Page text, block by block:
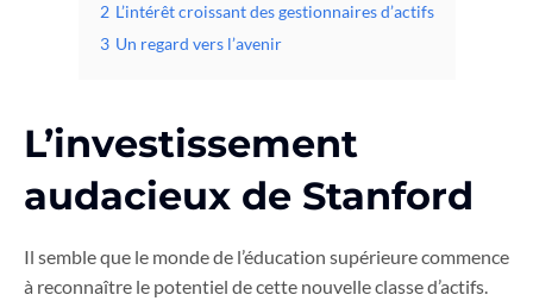
2 L’intérêt croissant des gestionnaires d’actifs
3 Un regard vers l’avenir
L’investissement
audacieux de Stanford
Il semble que le monde de l’éducation supérieure commence
à reconnaître le potentiel de cette nouvelle classe d’actifs.